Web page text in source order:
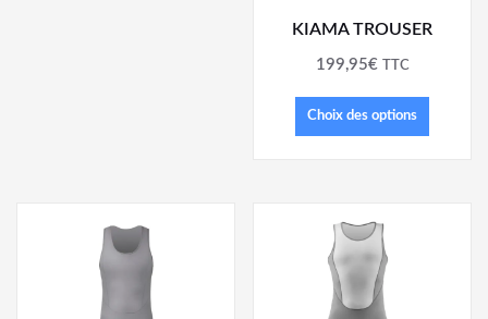
KIAMA TROUSER
199,95€ TTC
Choix des options